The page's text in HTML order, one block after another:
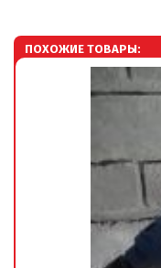
ПОХОЖИЕ ТОВАРЫ: